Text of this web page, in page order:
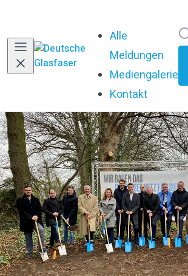
Alle
Meldungen
Mediengalerie
Kontakt